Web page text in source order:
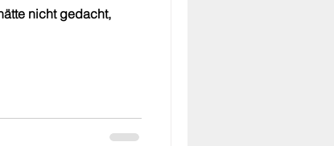
nicht gedacht,